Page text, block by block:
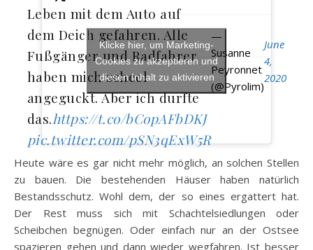
Leben mit dem Auto auf
dem Deich gefahren. Alle
Fußgänger und Radfahrer
haben mich scheel
angeguckt. Aber ich durfte
das.https://t.co/bCopAFbDKJ
pic.twitter.com/pSN3qExW5R
—
Susanne
Peyronnet
(@Pyrolim)
June
4,
2020
Klicke hier, um Marketing-
Cookies zu akzeptieren und
diesen Inhalt zu aktivieren
Heute wäre es gar nicht mehr möglich, an solchen Stellen
zu bauen. Die bestehenden Häuser haben natürlich
Bestandsschutz. Wohl dem, der so eines ergattert hat.
Der Rest muss sich mit Schachtelsiedlungen oder
Scheibchen begnügen. Oder einfach nur an der Ostsee
spazieren gehen und dann wieder wegfahren. Ist besser